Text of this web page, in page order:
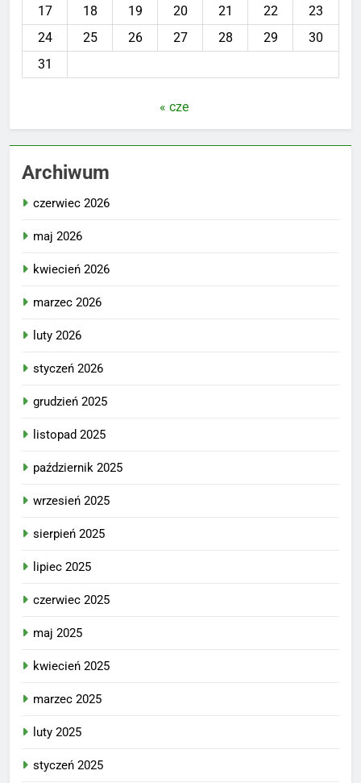
17
18 19 20 21 22
23
24
25 26 27 28 29
30
31
« cze
Archiwum
czerwiec 2026
maj 2026
kwiecień 2026
marzec 2026
luty 2026
styczeń 2026
grudzień 2025
listopad 2025
październik 2025
wrzesień 2025
sierpień 2025
lipiec 2025
czerwiec 2025
maj 2025
kwiecień 2025
marzec 2025
luty 2025
styczeń 2025